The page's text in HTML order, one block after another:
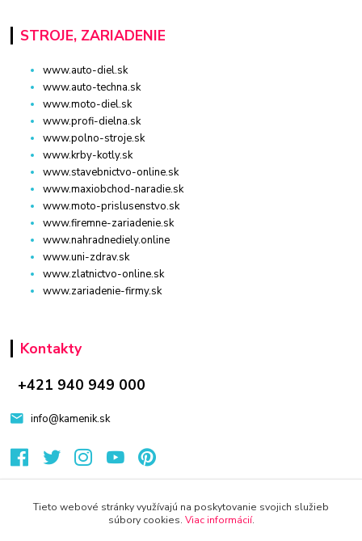
STROJE, ZARIADENIE
www.auto-diel.sk
www.auto-techna.sk
www.moto-diel.sk
www.profi-dielna.sk
www.polno-stroje.sk
www.krby-kotly.sk
www.stavebnictvo-online.sk
www.maxiobchod-naradie.sk
www.moto-prislusenstvo.sk
www.firemne-zariadenie.sk
www.nahradnediely.online
www.uni-zdrav.sk
www.zlatnictvo-online.sk
www.zariadenie-firmy.sk
Kontakty
+421 940 949 000
info@kamenik.sk
Tieto webové stránky využívajú na poskytovanie svojich služieb
súbory cookies. Viac informácií.